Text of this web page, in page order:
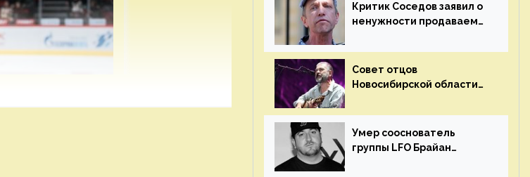
Критик Соседов заявил о
ненужности продаваемых
песен
Совет отцов
Новосибирской области
концерт группы «Сплин»
Умер сооснователь
группы LFO Брайан